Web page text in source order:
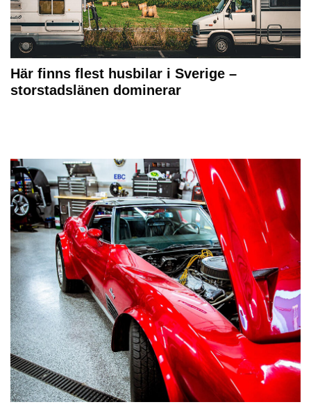
Här finns flest husbilar i Sverige –
storstadslänen dominerar